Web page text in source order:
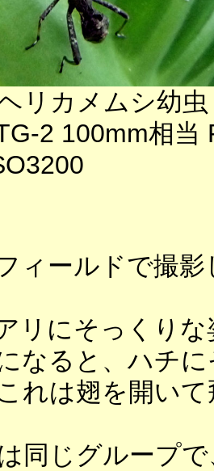
リカメムシ幼虫
2 100mm相当
ィールドで撮
リにそっくり
なると、ハチ
れは翅を開い
同じグループ